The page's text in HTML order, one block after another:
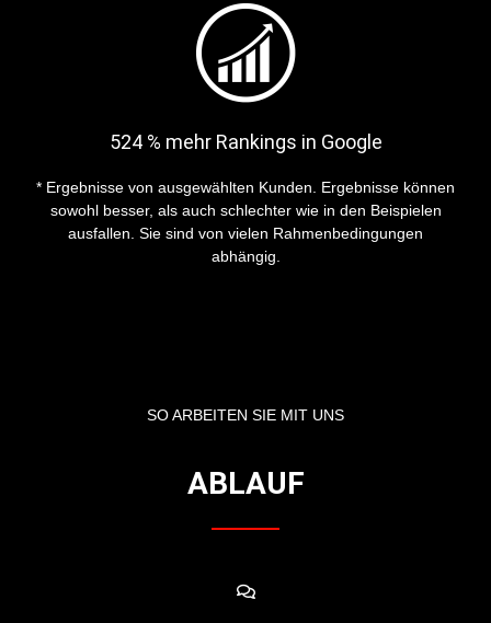
524 % mehr Rankings in Google
* Ergebnisse von ausgewählten Kunden. Ergebnisse können
sowohl besser, als auch schlechter wie in den Beispielen
ausfallen. Sie sind von vielen Rahmenbedingungen
abhängig.
SO ARBEITEN SIE MIT UNS
ABLAUF